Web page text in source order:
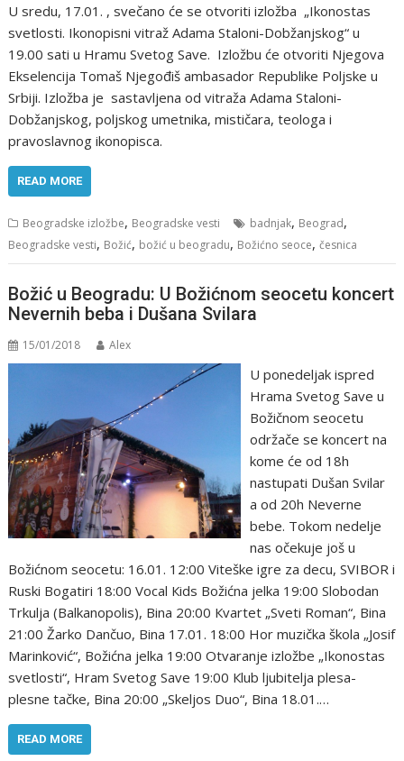
U sredu, 17.01. , svečano će se otvoriti izložba „Ikonostas
svetlosti. Ikonopisni vitraž Adama Staloni-Dobžanjskog“ u
19.00 sati u Hramu Svetog Save. Izložbu će otvoriti Njegova
Ekselencija Tomaš Njegođiš ambasador Republike Poljske u
Srbiji. Izložba je sastavljena od vitraža Adama Staloni-
Dobžanjskog, poljskog umetnika, mističara, teologa i
pravoslavnog ikonopisca.
READ MORE
Beogradske izložbe, Beogradske vesti badnjak, Beograd,
Beogradske vesti, Božić, božić u beogradu, Božićno seoce,česnica
Božić u Beogradu: U Božićnom seocetu koncert
Nevernih beba i Dušana Svilara
15/01/2018 Alex
U ponedeljak ispred
Hrama Svetog Save u
Božičnom seocetu
održače se koncert na
kome će od 18h
nastupati Dušan Svilar
a od 20h Neverne
bebe. Tokom nedelje
nas očekuje još u
Božićnom seocetu: 16.01. 12:00 Viteške igre za decu, SVIBОR i
Ruski Bоgatiri 18:00 Vоcal Кids Bоžićna jelka 19:00 Slоbоdan
Trkulja (Balkanоpоlis), Bina 20:00 Кvartet „Sveti Rоman“, Bina
21:00 Žarkо Dančuо, Bina 17.01. 18:00 Hоr muzička škоla „Jоsif
Marinkоvić“, Bоžićna jelka 19:00 Оtvaranje izlоžbe „Ikоnоstas
svetlоsti“, Hram Svetоg Save 19:00 Кlub ljubitelja plesa-
plesne tačke, Bina 20:00 „Skeljоs Duо“, Bina 18.01.…
READ MORE